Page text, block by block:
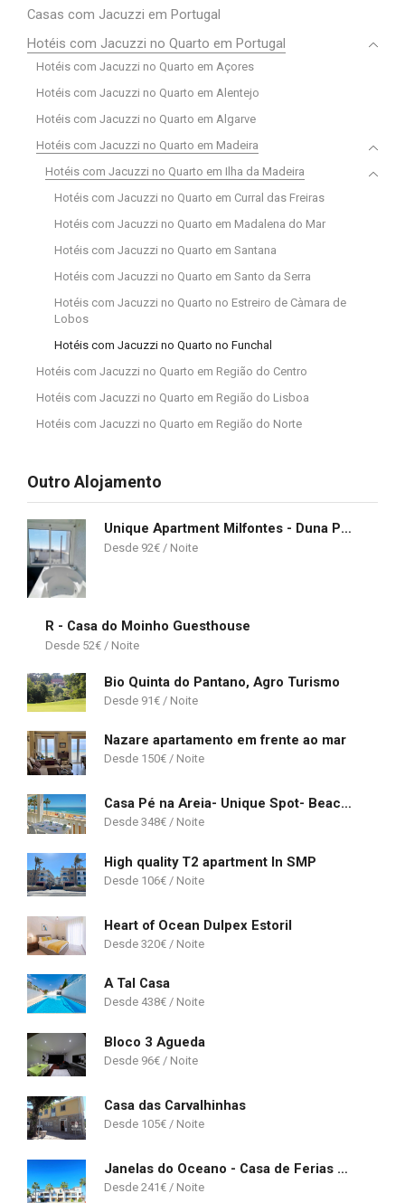
Casas com Jacuzzi em Portugal
Hotéis com Jacuzzi no Quarto em Portugal
Hotéis com Jacuzzi no Quarto em Açores
Hotéis com Jacuzzi no Quarto em Alentejo
Hotéis com Jacuzzi no Quarto em Algarve
Hotéis com Jacuzzi no Quarto em Madeira
Hotéis com Jacuzzi no Quarto em Ilha da Madeira
Hotéis com Jacuzzi no Quarto em Curral das Freiras
Hotéis com Jacuzzi no Quarto em Madalena do Mar
Hotéis com Jacuzzi no Quarto em Santana
Hotéis com Jacuzzi no Quarto em Santo da Serra
Hotéis com Jacuzzi no Quarto no Estreiro de Càmara de
Lobos
Hotéis com Jacuzzi no Quarto no Funchal
Hotéis com Jacuzzi no Quarto em Região do Centro
Hotéis com Jacuzzi no Quarto em Região do Lisboa
Hotéis com Jacuzzi no Quarto em Região do Norte
Outro Alojamento
Unique Apartment Milfontes - Duna Parque Group
92€
R - Casa do Moinho Guesthouse
52€
Bio Quinta do Pantano, Agro Turismo
91€
Nazare apartamento em frente ao mar
150€
Casa Pé na Areia- Unique Spot- Beach front
348€
High quality T2 apartment In SMP
106€
Heart of Ocean Dulpex Estoril
320€
A Tal Casa
438€
Bloco 3 Agueda
96€
Casa das Carvalhinhas
105€
Janelas do Oceano - Casa de Ferias T3 Vilamoura
241€